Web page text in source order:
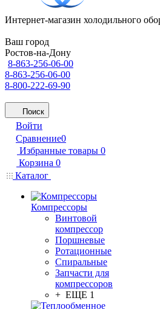
Интернет-магазин холодильного
Ваш город
Ростов-на-Дону
8-863-256-06-00
8-863-256-06-00
8-800-222-69-90
Поиск
Войти
Сравнение0
Избранные товары 0
Корзина 0
Каталог
Компрессоры
Винтовой
компрессор
Поршневые
Ротационные
Спиральные
Запчасти для
компрессоров
+ ЕЩЕ 1